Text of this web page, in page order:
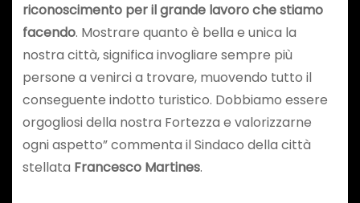
riconoscimento per il grande lavoro che stiamo
facendo. Mostrare quanto è bella e unica la
nostra città, significa invogliare sempre più
persone a venirci a trovare, muovendo tutto il
conseguente indotto turistico. Dobbiamo essere
orgogliosi della nostra Fortezza e valorizzarne
ogni aspetto” commenta il Sindaco della città
stellata Francesco Martines.